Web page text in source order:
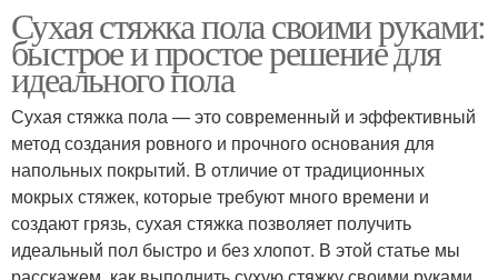
Сухая стяжка пола своими руками:
быстрое и простое решение для
идеального пола
Сухая стяжка пола — это современный и эффективный
метод создания ровного и прочного основания для
напольных покрытий. В отличие от традиционных
мокрых стяжек, которые требуют много времени и
создают грязь, сухая стяжка позволяет получить
идеальный пол быстро и без хлопот. В этой статье мы